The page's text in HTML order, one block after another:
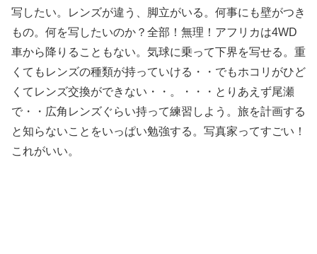
写したい。レンズが違う、脚立がいる。何事にも壁がつき
もの。何を写したいのか？全部！無理！アフリカは4WD
車から降りることもない。気球に乗って下界を写せる。重
くてもレンズの種類が持っていける・・でもホコリがひど
くてレンズ交換ができない・・。・・・とりあえず尾瀬
で・・広角レンズぐらい持って練習しよう。旅を計画する
と知らないことをいっぱい勉強する。写真家ってすごい！
これがいい。